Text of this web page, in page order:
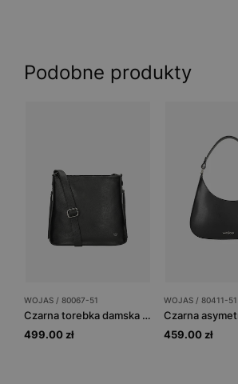
Podobne produkty
WOJAS / 80067-51
Czarna torebka damska na ramię
499.00 zł
WOJAS / 80411-51
459.00 zł